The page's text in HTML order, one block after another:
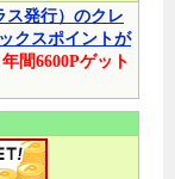
ス発行）のクレ
クスポイントが
間6600Pゲット